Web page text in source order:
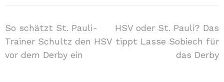
Beitragsnavigation
So schätzt St. Pauli-
Trainer Schultz den HSV
vor dem Derby ein
HSV oder St. Pauli? Das
tippt Lasse Sobiech für
das Derby